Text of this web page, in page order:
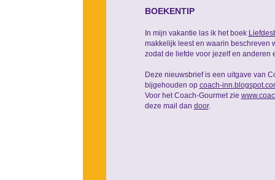
BOEKENTIP
In mijn vakantie las ik het boek
makkelijk leest en waarin beschreven
zodat de liefde voor jezelf en anderen
Deze nieuwsbrief is een uitgave van
bijgehouden op coach-
Voor het Coach-Gourmet zie
deze mail dan door.